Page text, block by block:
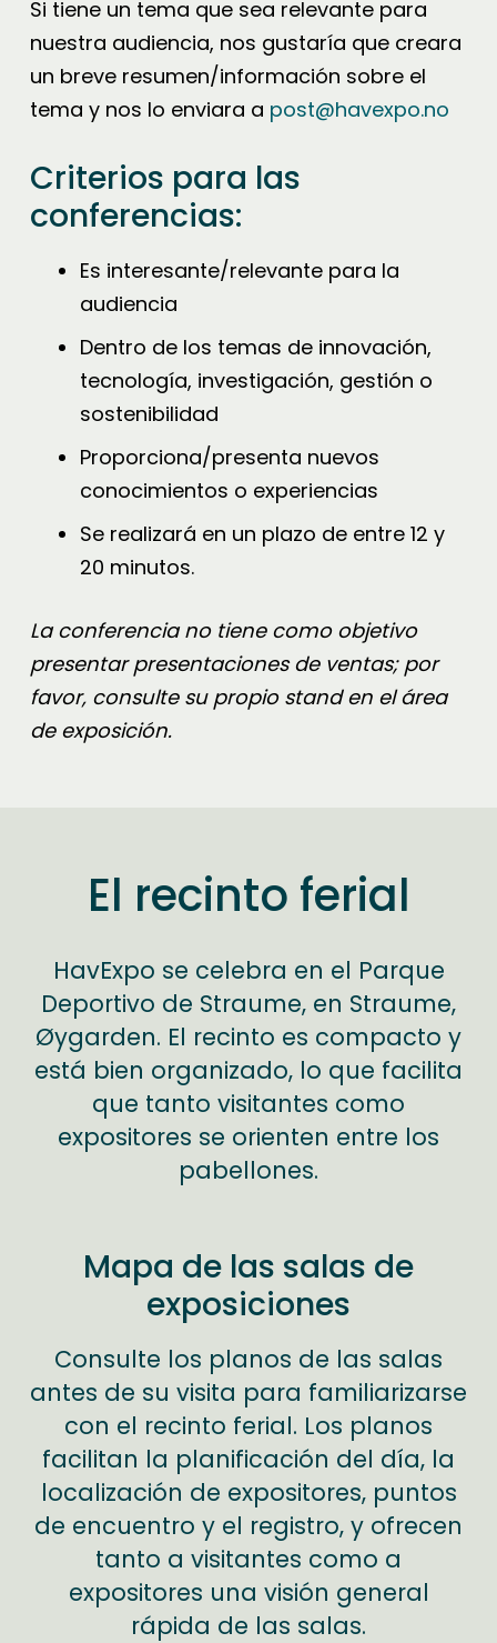
Si tiene un tema que sea relevante para
nuestra audiencia, nos gustaría que creara
un breve resumen/información sobre el
tema y nos lo enviara a post@havexpo.no
Criterios para las
conferencias:
Es interesante/relevante para la
audiencia
Dentro de los temas de innovación,
tecnología, investigación, gestión o
sostenibilidad
Proporciona/presenta nuevos
conocimientos o experiencias
Se realizará en un plazo de entre 12 y
20 minutos.
La conferencia no tiene como objetivo
presentar presentaciones de ventas; por
favor, consulte su propio stand en el área
de exposición.
El recinto ferial
HavExpo se celebra en el Parque
Deportivo de Straume, en Straume,
Øygarden. El recinto es compacto y
está bien organizado, lo que facilita
que tanto visitantes como
expositores se orienten entre los
pabellones.
Mapa de las salas de
exposiciones
Consulte los planos de las salas
antes de su visita para familiarizarse
con el recinto ferial. Los planos
facilitan la planificación del día, la
localización de expositores, puntos
de encuentro y el registro, y ofrecen
tanto a visitantes como a
expositores una visión general
rápida de las salas.